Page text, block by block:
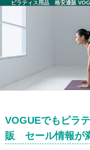
ピラティス用品 格安通販
VOGUEでもピラ
販 セール情報が